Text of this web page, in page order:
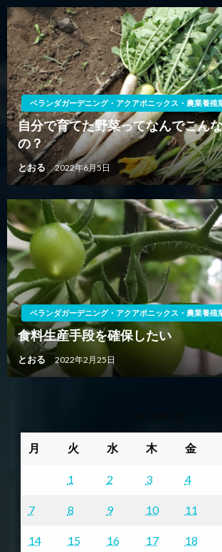
ベランダガーデニング・アクアポニックス・農業養殖
自分で育てた野菜ってなんでこん
の？
とおる 2022年6月5日
ベランダガーデニング・アクアポニックス・農業養殖
食料生産手段を確保したい
とおる 2022年2月25日
月 火 水 木 金
1 2 3 4
7 8 9 10 11
14 15 16 17 18